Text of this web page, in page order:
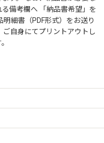
備考欄へ 「納品書希望」を
細書（PDF形式）をお送り
自身にてプリントアウトし